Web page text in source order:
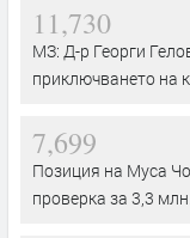
11,730
МЗ: Д-р Георги
приключването на
7,699
Позиция на Муса
проверка за 3,3